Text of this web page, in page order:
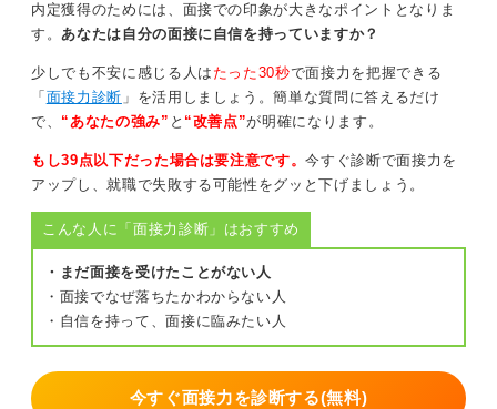
内定獲得のためには、面接での印象が大きなポイントとなりま
す。あなたは自分の面接に自信を持っていますか？
少しでも不安に感じる人は たった30秒で面接力を把握できる
「 面接力診断 」を活用しましょう。簡単な質問に答えるだけ
で、 “あなたの強み” と “改善点”が明確になります。
もし39点以下だった場合は要注意です。今すぐ診断で面接力を
アップし、就職で失敗する可能性をグッと下げましょう。
こんな人に「面接力診断」はおすすめ
・まだ面接を受けたことがない人
・面接でなぜ落ちたかわからない人
・自信を持って、面接に臨みたい人
今すぐ面接力を診断する(無料)